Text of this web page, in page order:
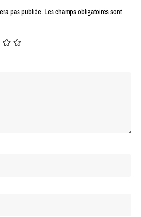
pas publiée.Les champs obligatoires sont